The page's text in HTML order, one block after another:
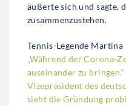
äußerte sich und sagte,
zusammenzustehen.
Tennis-Legende
„Während der Corona-
auseinander zu bringen.“
Vizepräsident des
sieht die Gründung